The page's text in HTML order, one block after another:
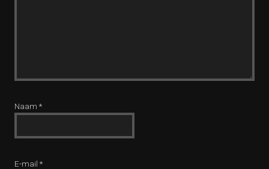
Naam *
E-mail *